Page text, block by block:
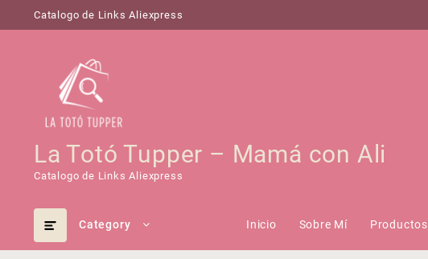
Catalogo de Links Aliexpress
La Totó Tupper – Mamá con Ali
Catalogo de Links Aliexpress
Category Inicio Sobre Mí Productos